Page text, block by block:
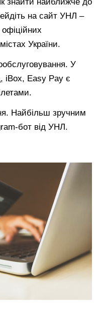
на сайт УНЛ –
України.
У
iBox, Easy Pay є
Найбільш зручним
бот від УНЛ.